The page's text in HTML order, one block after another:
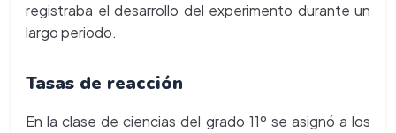
registraba el desarrollo del experimento durante un
largo periodo.
Tasas de reacción
En la clase de ciencias del grado 11º se asignó a los